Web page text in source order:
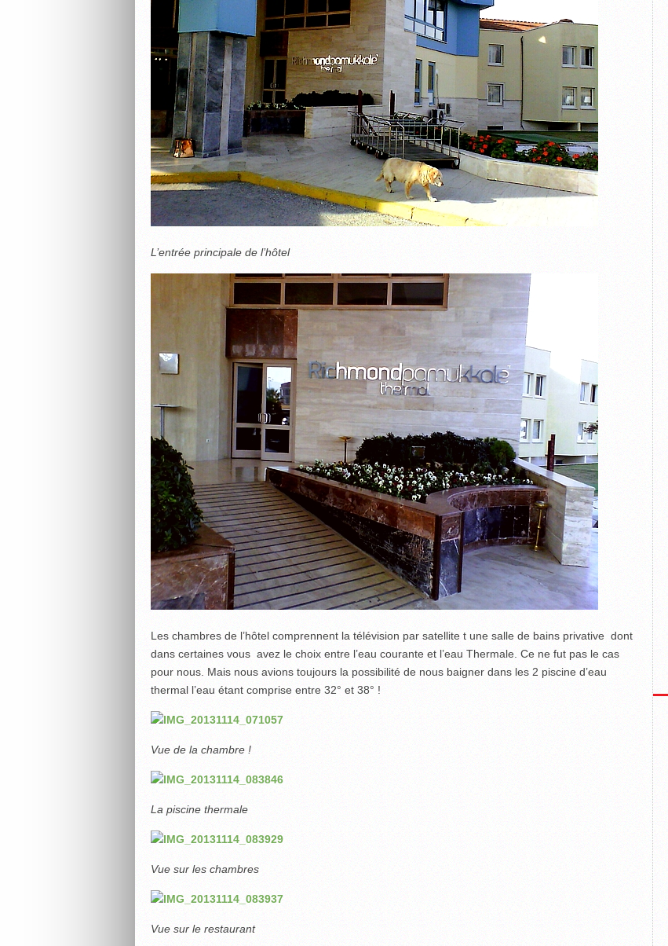
L’entrée principale de l’hôtel
Les chambres de l’hôtel comprennent la télévision par satellite t une salle de bains privative dont
dans certaines vous avez le choix entre l’eau courante et l’eau Thermale. Ce ne fut pas le cas
pour nous. Mais nous avions toujours la possibilité de nous baigner dans les 2 piscine d’eau
thermal l’eau étant comprise entre 32° et 38° !
Vue de la chambre !
La piscine thermale
Vue sur les chambres
Vue sur le restaurant